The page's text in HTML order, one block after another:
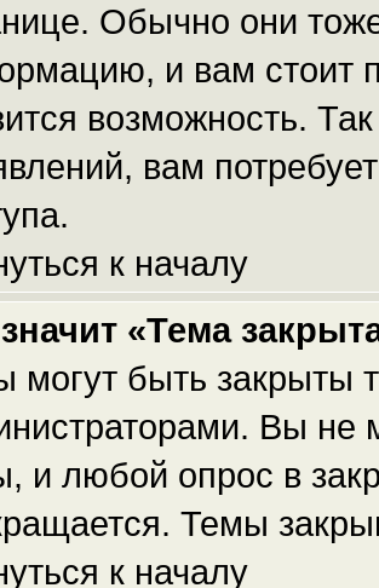
Обычно они
и вам стоит
возможность.
вам
к началу
«Тема
могут быть закрыты
Вы не
и любой опрос в
Темы
к началу